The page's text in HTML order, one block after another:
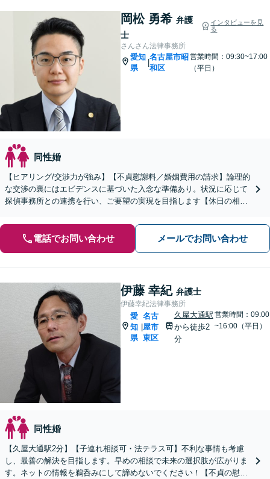
岡松 勇希 弁護
士
インタビューを見
る
さんさん法律事務所
愛知
県
名古屋市昭
和区
営業時間：09:30~17:00
（平日）
同性婚
【ヒアリング/交渉力が強み】【不貞慰謝料／婚姻費用の請求】論理的
な交渉の裏にはエビデンスに基づいた入念な準備あり。状況に応じて
探偵事務所との連携を行い、ご要望の実現を目指します【休日の相談
電話でお問い合わせ メールでお問い合わせ
伊藤 幸紀 弁護士
伊藤幸紀法律事務所
愛
知
県
名古
屋市
東区
久屋大通駅
から徒歩2
分
営業時間：09:00
~16:00（平日）
同性婚
【久屋大通駅2分】【子連れ相談可・法テラス可】不利な事情も考慮
し、最善の解決を目指します。早めの相談で未来の選択肢が広がりま
す。ネットの情報を鵜呑みにして諦めないでください！【不貞の慰謝